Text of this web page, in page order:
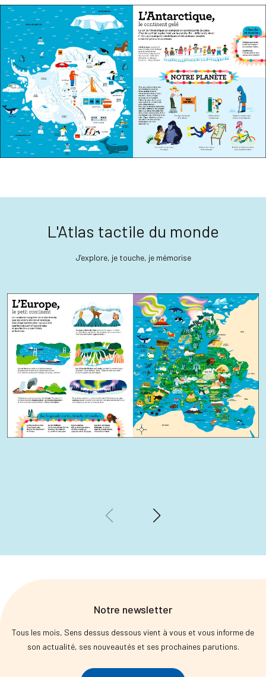
L'Atlas tactile du monde
J’explore, je touche, je mémorise
Notre newsletter
Tous les mois, Sens dessus dessous vient à vous et vous informe de
son actualité, ses nouveautés et ses prochaines parutions.